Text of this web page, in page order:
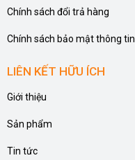
Chính sách đổi trả hàng
Chính sách bảo mật thông tin
LIÊN KẾT HỮU ÍCH
Giới thiệu
Sản phẩm
Tin tức